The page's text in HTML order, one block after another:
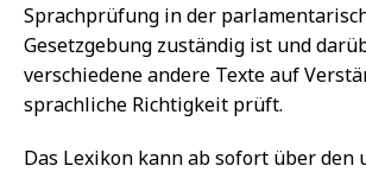
Sprachprüfung in der
Gesetzgebung zuständig ist und
verschiedene andere Texte auf
sprachliche Richtigkeit prüft.
Das Lexikon kann ab sofort über den